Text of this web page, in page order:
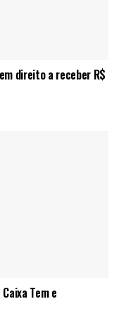
direito a receber R$
Tem e